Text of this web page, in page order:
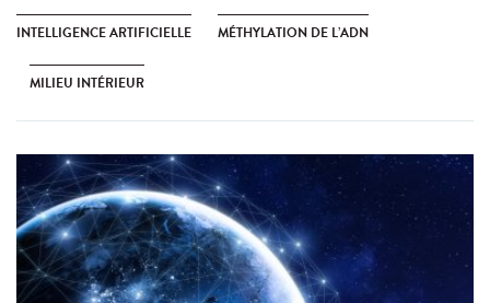
INTELLIGENCE ARTIFICIELLE MÉTHYLATION DE L’ADN
MILIEU INTÉRIEUR